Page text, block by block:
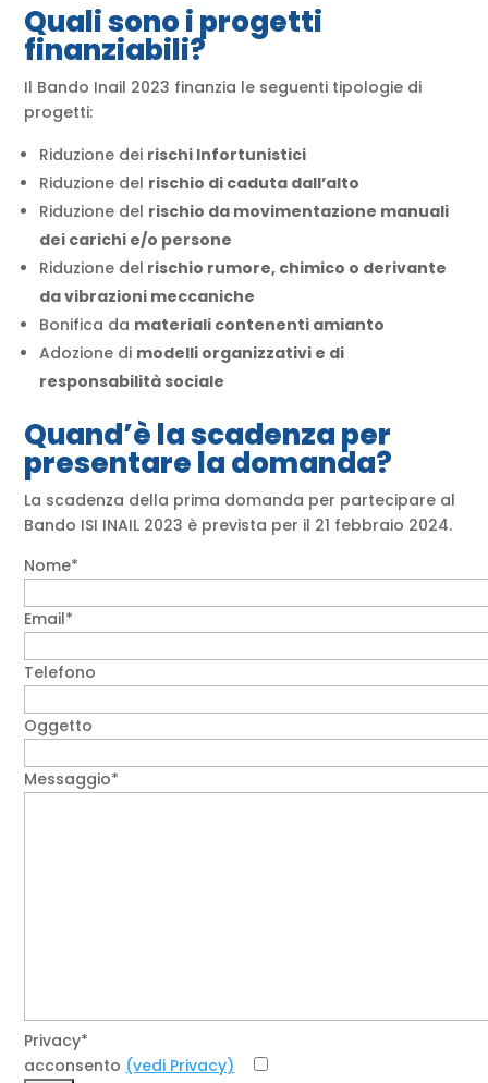
Quali sono i progetti
finanziabili?
Il Bando Inail 2023 finanzia le seguenti tipologie di
progetti:
Riduzione dei rischi Infortunistici
Riduzione del rischio di caduta dall’alto
Riduzione del rischio da movimentazione manuali
dei carichi e/o persone
Riduzione del rischio rumore, chimico o derivante
da vibrazioni meccaniche
Bonifica da materiali contenenti amianto
Adozione di modelli organizzativi e di
responsabilità sociale
Quand’è la scadenza per
presentare la domanda?
La scadenza della prima domanda per partecipare al
Bando ISI INAIL 2023 è prevista per il 21 febbraio 2024.
Nome*
Email*
Telefono
Oggetto
Messaggio*
Privacy*
acconsento (vedi Privacy)